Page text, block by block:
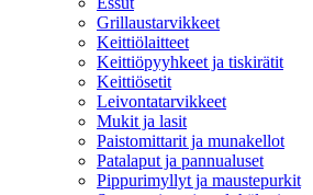
Grillaustarvikkeet
Keittiölaitteet
Keittiöpyyhkeet ja tiskirätit
Keittiösetit
Leivontatarvikkeet
Mukit ja lasit
Paistomittarit ja munakellot
Patalaput ja pannualuset
Pippurimyllyt ja maustepurkit